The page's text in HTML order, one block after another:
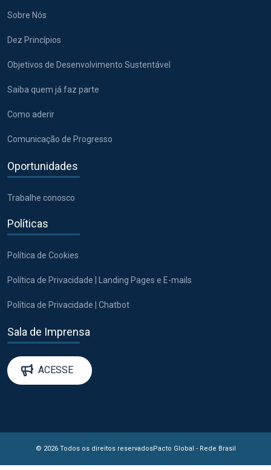
Sobre Nós
Dez Princípios
Objetivos de Desenvolvimento Sustentável
Saiba quem já faz parte
Como aderir
Comunicação de Progresso
Oportunidades
Trabalhe conosco
Políticas
Política de Cookies
Política de Privacidade | Landing Pages e E-mails
Política de Privacidade | Chatbot
Sala de Imprensa
ACESSE
© 2026 Todos os direitos reservadosPacto Global - Rede Brasil